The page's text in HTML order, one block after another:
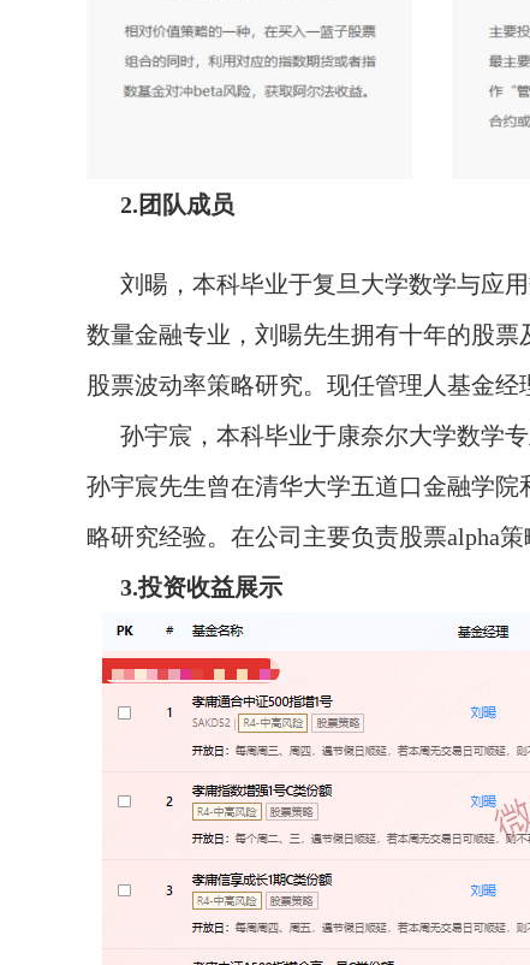
2.团队成员
刘暘，本科毕业于复旦大学数学与应
数量金融专业，刘暘先生拥有十年的股
股票波动率策略研究。现任管理人基金经
孙宇宸，本科毕业于康奈尔大学数学
孙宇宸先生曾在清华大学五道口金融学
略研究经验。在公司主要负责股票alpha策
3.投资收益展示